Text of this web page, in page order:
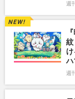
週
紋
ハ
週